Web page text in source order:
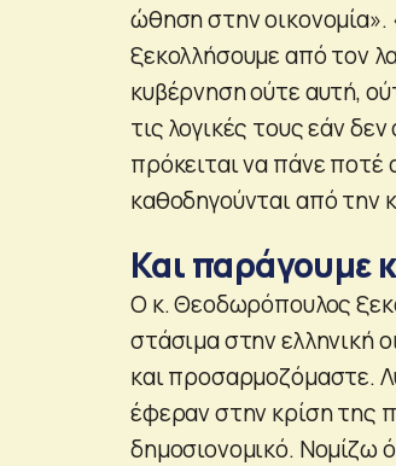
ώθηση στην οικονομία».
ξεκολλήσουμε από τον
κυβέρνηση ούτε αυτή,
τις λογικές τους εάν
πρόκειται να πάνε ποτέ
καθοδηγούνται από την
Και παράγουμε
Ο κ. Θεοδωρόπουλος
στάσιμα στην ελληνική
και προσαρμοζόμαστε.
έφεραν στην κρίση της
δημοσιονομικό. Νομίζω